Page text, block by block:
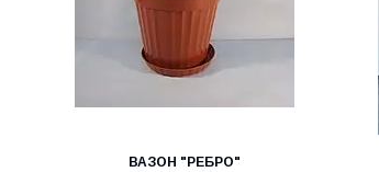
ВАЗОН "РЕБРО"